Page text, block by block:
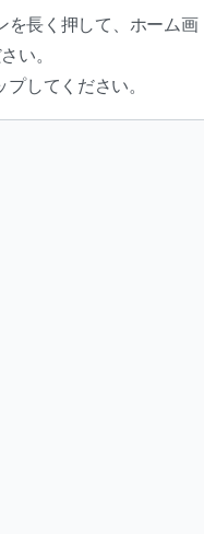
を長く押して、ホーム画
い。
してください。